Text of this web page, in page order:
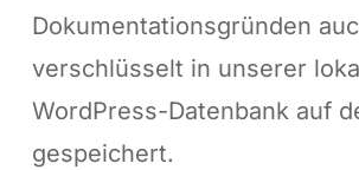
Dokumentationsgründen
verschlüsselt in unserer
WordPress-Datenbank auf
gespeichert.